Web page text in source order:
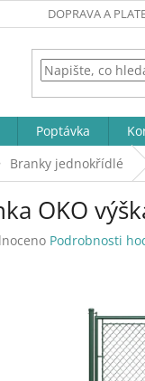
DOPRAVA A
Poptávka
Branky jednokřídlé
OKO
Podrobnosti